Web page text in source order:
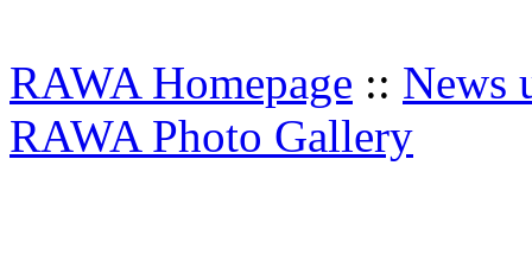
RAWA Homepage :: News
RAWA Photo Gallery